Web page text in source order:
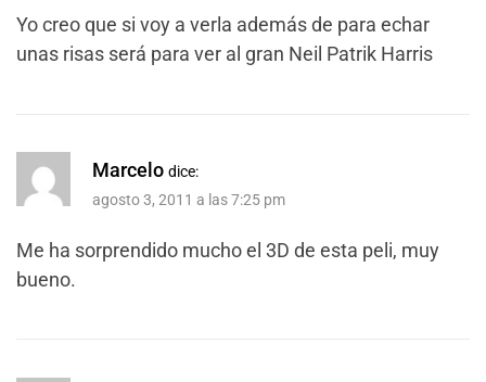
Yo creo que si voy a verla además de para echar
unas risas será para ver al gran Neil Patrik Harris
Marcelo dice:
agosto 3, 2011 a las 7:25 pm
Me ha sorprendido mucho el 3D de esta peli, muy
bueno.